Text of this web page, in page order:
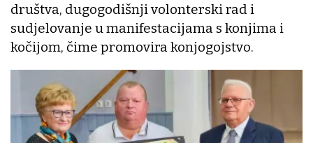
društva, dugogodišnji volonterski rad i
sudjelovanje u manifestacijama s konjima i
kočijom, čime promovira konjogojstvo.